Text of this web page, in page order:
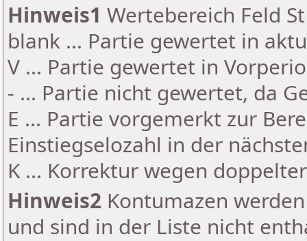
Hinweis1 Wertebereich Feld
blank ... Partie gewertet in
V ... Partie gewertet in
- ... Partie nicht gewertet, da
E ... Partie vorgemerkt zur
Einstiegselozahl in der
K ... Korrektur wegen
Hinweis2 Kontumazen
und sind in der Liste nicht